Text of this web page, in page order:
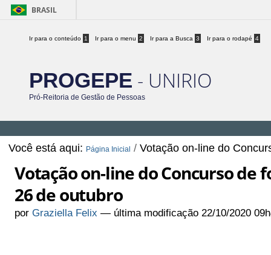
BRASIL
Ir para o conteúdo 1 Ir para o menu 2 Ir para a Busca 3 Ir para o rodapé 4
PROGEPE - UNIRIO
Pró-Reitoria de Gestão de Pessoas
Você está aqui: Página Inicial /Votação on-line do
Votação on-line do Concurso
26 de outubro
porGraziella Felix — última modificação 22/10/2020